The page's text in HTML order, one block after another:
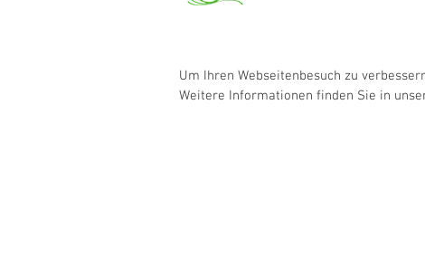
Um Ihren Webseitenbesuch zu
Weitere Informationen finden Sie in